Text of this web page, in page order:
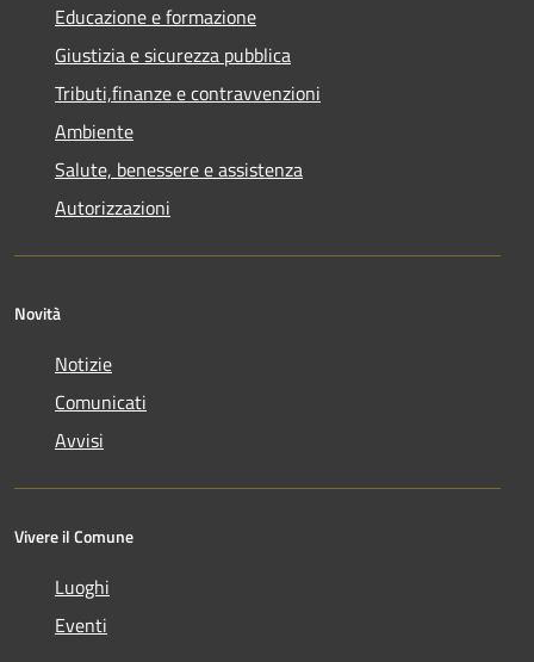
Educazione e formazione
Giustizia e sicurezza pubblica
Tributi,finanze e contravvenzioni
Ambiente
Salute, benessere e assistenza
Autorizzazioni
Novità
Notizie
Comunicati
Avvisi
Vivere il Comune
Luoghi
Eventi